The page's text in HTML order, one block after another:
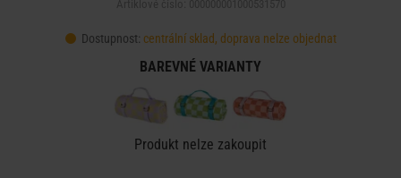
Dostupnost: centrální sklad, doprava nelze objednat
BAREVNÉ VARIANTY
Produkt nelze zakoupit